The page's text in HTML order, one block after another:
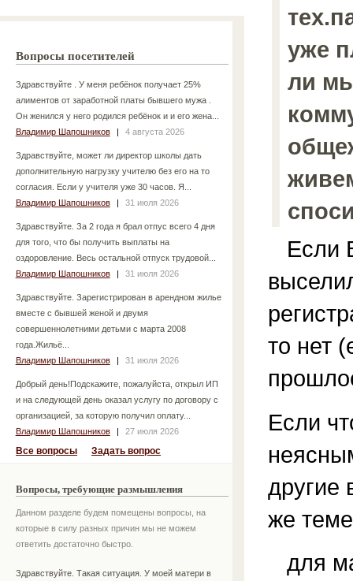
Вопросы посетителей
Здравствуйте . У меня ребёнок получает 25%
алиментов от заработной платы бывшего мужа .
Он женился у него родился ребёнок и и его жена...
Владимир Шапошников
| 4 августа 2026
Здравствуйте, может ли директор школы дать
дополнительную нагрузку учителю без его на то
согласия. Если у учителя уже 30 часов. Я...
Владимир Шапошников
| 31 июля 2026
Здравствуйте. За 2 года я брал отпус всего 4 дня
для того, что бы получить выплаты на
оздоровление. Весь остальной отпуск трудовой...
Владимир Шапошников
| 31 июля 2026
Здравствуйте. Зарегистрирован в арендном жилье
вместе с бывшей женой и двумя
совершеннолетними детьми с марта 2008
года.Жильё...
Владимир Шапошников
| 31 июля 2026
Добрый день!Подскажите, пожалуйста, открыл ИП
и на следующей день оказал услугу по договору с
организацией, за которую получил оплату...
Владимир Шапошников
| 27 июля 2026
Все вопросы Задать вопрос
Вопросы, требующие размышления
Данном разделе будем помещены вопросы, на
которые в силу разных причин мы не можем
ответить достаточно быстро.
Здравствуйте. Такая ситуация. У моей матери в
уже
ли
Если
то нет
Если
другие
же
для